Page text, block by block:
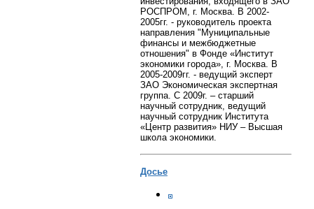
РОСПРОМ, г. Москва. В 2002-
2005гг. - руководитель проекта
направления "Муниципальные
финансы и межбюджетные
отношения" в Фонде «Институт
экономики города», г. Москва. В
2005-2009гг. - ведущий эксперт
ЗАО Экономическая экспертная
группа. C 2009г. – старший
научный сотрудник, ведущий
научный сотрудник Института
«Центр развития» НИУ – Высшая
школа экономики.
Досье